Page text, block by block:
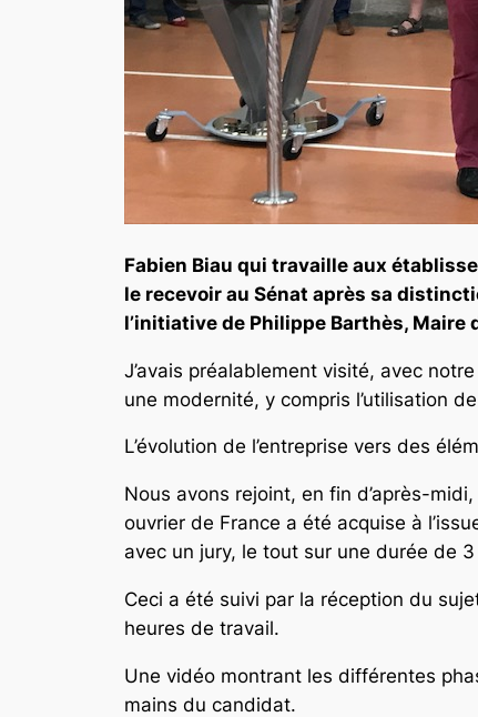
Fabien Biau qui travaille aux
le recevoir au Sénat après sa
l’initiative de Philippe Barthès, Maire
J’avais préalablement visité, avec
une modernité, y compris l’utilisation
L’évolution de l’entreprise vers des
Nous avons rejoint, en fin d’après-
ouvrier de France a été acquise à
avec un jury, le tout sur une durée de 3
Ceci a été suivi par la réception du
heures de travail.
Une vidéo montrant les différentes
mains du candidat.